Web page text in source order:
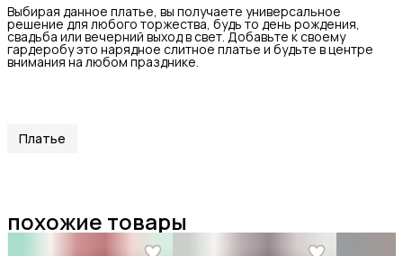
Выбирая данное платье, вы получаете универсальное
решение для любого торжества, будь то день рождения,
свадьба или вечерний выход в свет. Добавьте к своему
гардеробу это нарядное слитное платье и будьте в центре
внимания на любом празднике.
Платье
похожие товары